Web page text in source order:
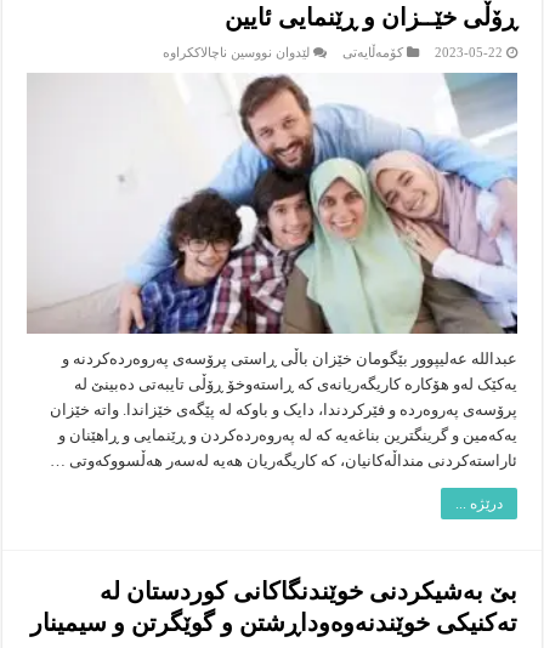
ڕۆڵی خێــزان و ڕێنمایی ئایین
2023-05-22 کۆمەڵایەتى لێدوان نووسین ناچالاککراوە
عبدالله عەلیپوور بێگومان خێزان باڵی ڕاستى پرۆسەى پەروەردەکردنە و
یەکێک لەو هۆکارە کاریگەریانەى کە ڕاستەوخۆ ڕۆڵی تایبەتى دەبینێ لە
پرۆسەى پەروەردە و فێرکردندا، دایک و باوکە لە پێگەى خێزاندا. واتە خێزان
یەکەمین و گرینگترین بناغەیە کە لە پەروەردەکردن و ڕێنمایی و ڕاهێنان و
ئاراستەکردنی منداڵەکانیان، کە کاریگەریان هەیە لەسەر هەڵسووکەوتی …
درێژە ...
بێ بەشیکردنی خوێندنگاکانی کوردستان لە
تەکنیکی خوێندنەوەوداڕشتن و گوێگرتن و سیمینار